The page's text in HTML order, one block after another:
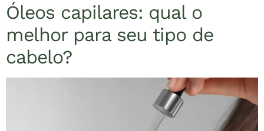
Óleos capilares: qual o
melhor para seu tipo de
cabelo?